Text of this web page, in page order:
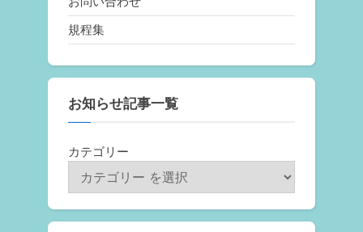
規程集
お知らせ記事一覧
カテゴリー